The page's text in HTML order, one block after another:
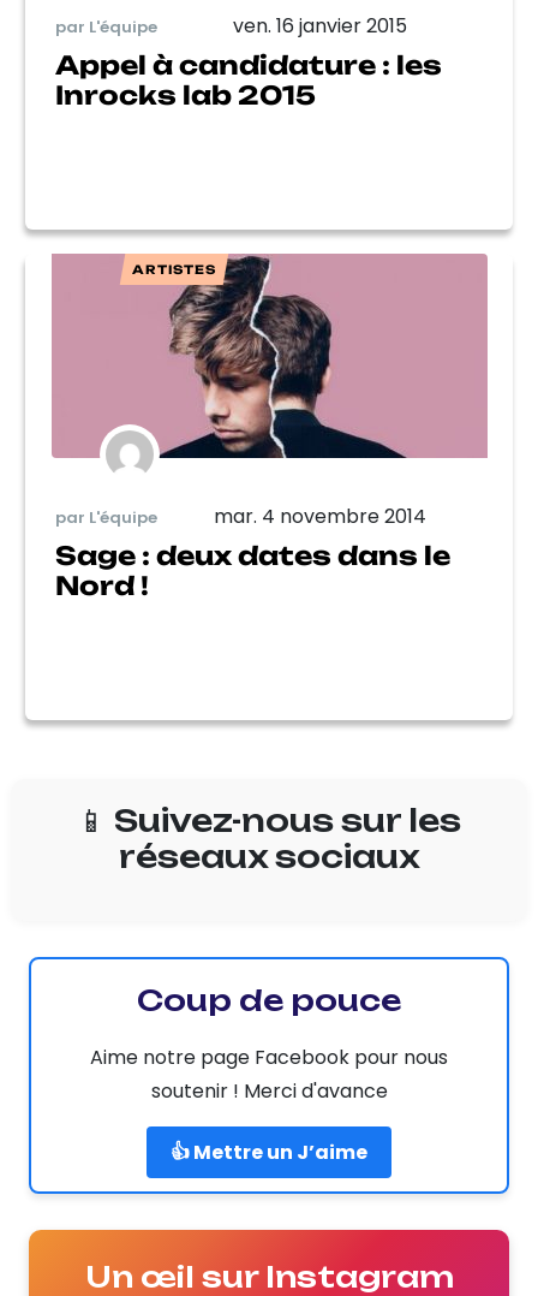
par L'équipe ven. 16 janvier 2015
Appel à candidature : les
Inrocks lab 2015
ARTISTES
par L'équipe mar. 4 novembre 2014
Sage : deux dates dans le
Nord !
📱 Suivez-nous sur les
réseaux sociaux
Coup de pouce
Aime notre page Facebook pour nous
soutenir ! Merci d'avance
👍 Mettre un J’aime
Un œil sur Instagram